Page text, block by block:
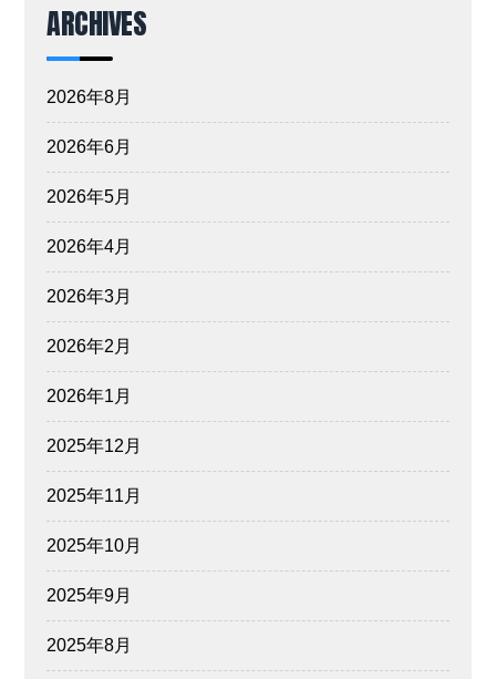
ARCHIVES
2026年8月
2026年6月
2026年5月
2026年4月
2026年3月
2026年2月
2026年1月
2025年12月
2025年11月
2025年10月
2025年9月
2025年8月